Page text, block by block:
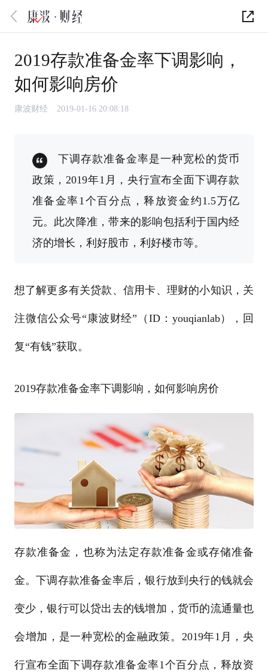
2019存款准备金率下调影响，
如何影响房价
康波财经 2019-01-16 20:08:18
下调存款准备金率是一种宽松的货币
政策，2019年1月，央行宣布全面下调存款
准备金率1个百分点，释放资金约1.5万亿
元。此次降准，带来的影响包括利于国内经
济的增长，利好股市，利好楼市等。
想了解更多有关贷款、信用卡、理财的小知识，关
注微信公众号“康波财经”（ID：youqianlab），回
复“有钱”获取。
2019存款准备金率下调影响，如何影响房价
存款准备金，也称为法定存款准备金或存储准备
金。下调存款准备金率后，银行放到央行的钱就会
变少，银行可以贷出去的钱增加，货币的流通量也
会增加，是一种宽松的金融政策。2019年1月，央
行宣布全面下调存款准备金率1个百分点，释放资